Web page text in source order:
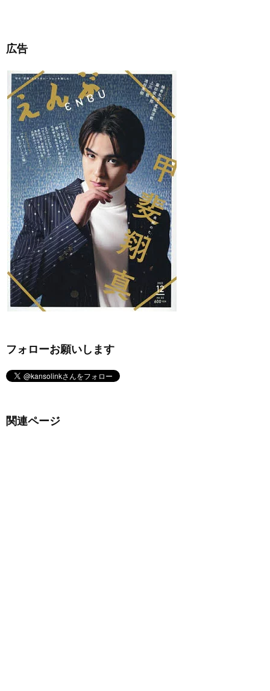
広告
フォローお願いします
関連ページ